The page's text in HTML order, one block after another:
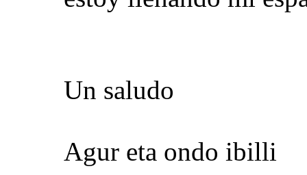
Un saludo
Agur eta ondo ibilli